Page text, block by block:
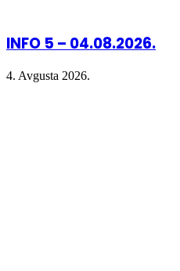
INFO 5 – 04.08.2026.
4. Avgusta 2026.